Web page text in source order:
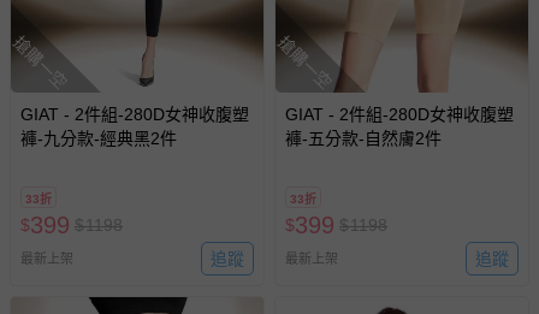
搶購一空
GIAT - 2件組-280D女神收腹塑
褲-九分款-經典黑2件
33折
$399 $1198
最新上架 追蹤
搶購一空
GIAT - 2件組-280D女神收腹塑
褲-五分款-自然膚2件
33折
$399 $1198
最新上架 追蹤